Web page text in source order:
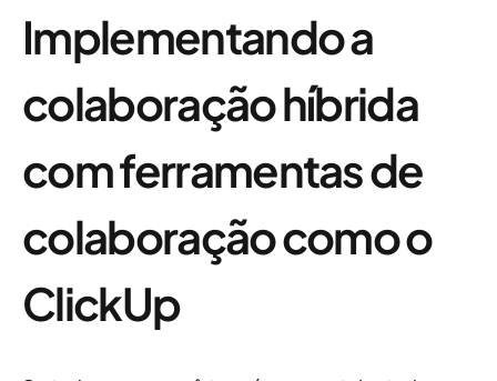
Implementando a
colaboração híbrida
com ferramentas de
colaboração como o
ClickUp